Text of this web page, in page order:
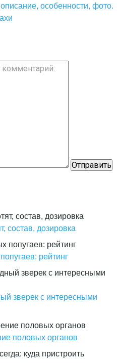
особенности, фото.
состав, дозировка
рейтинг
зверек с интересными
половых органов